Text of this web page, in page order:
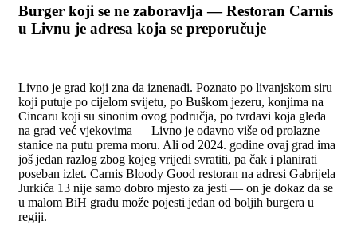
Burger koji se ne zaboravlja — Restoran Carnis
u Livnu je adresa koja se preporučuje
Livno je grad koji zna da iznenadi. Poznato po livanjskom siru
koji putuje po cijelom svijetu, po Buškom jezeru, konjima na
Cincaru koji su sinonim ovog područja, po tvrđavi koja gleda
na grad već vjekovima — Livno je odavno više od prolazne
stanice na putu prema moru. Ali od 2024. godine ovaj grad ima
još jedan razlog zbog kojeg vrijedi svratiti, pa čak i planirati
poseban izlet. Carnis Bloody Good restoran na adresi Gabrijela
Jurkića 13 nije samo dobro mjesto za jesti — on je dokaz da se
u malom BiH gradu može pojesti jedan od boljih burgera u
regiji.